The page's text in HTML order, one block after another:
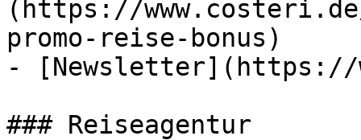
(https://
promo-reise-bonus)
- [Newsletter](https://
### Reiseagentur